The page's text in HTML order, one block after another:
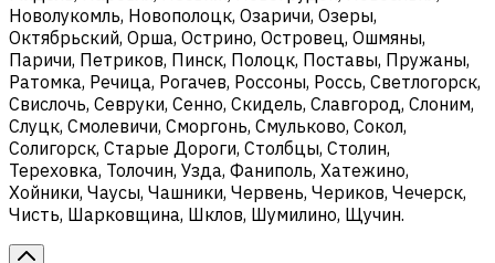
Новолукомль, Новополоцк, Озаричи, Озеры,
Октябрьский, Орша, Острино, Островец, Ошмяны,
Паричи, Петриков, Пинск, Полоцк, Поставы, Пружаны,
Ратомка, Речица, Рогачев, Россоны, Россь, Светлогорск,
Свислочь, Севруки, Сенно, Скидель, Славгород, Слоним,
Слуцк, Смолевичи, Сморгонь, Смульково, Сокол,
Солигорск, Старые Дороги, Столбцы, Столин,
Тереховка, Толочин, Узда, Фаниполь, Хатежино,
Хойники, Чаусы, Чашники, Червень, Чериков, Чечерск,
Чисть, Шарковщина, Шклов, Шумилино, Щучин.